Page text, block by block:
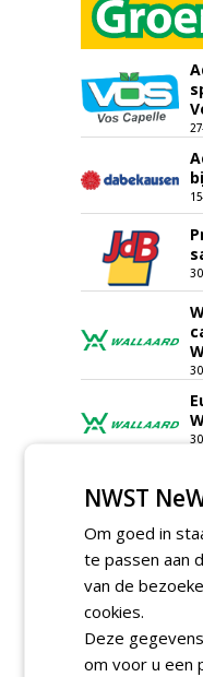
NWST
Om goed in
te passen aan
van de
cookies.
Deze
om voor u een